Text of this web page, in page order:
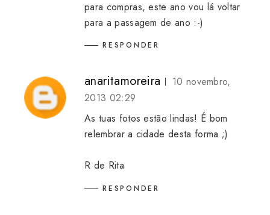
para compras, este ano vou lá voltar
para a passagem de ano :-)
RESPONDER
anaritamoreira
10 novembro,
2013 02:29
As tuas fotos estão lindas! É bom
relembrar a cidade desta forma ;)
R de Rita
RESPONDER